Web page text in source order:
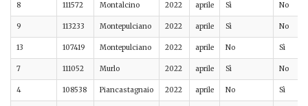
8 111572 Montalcino 2022 aprile Sì No
9 113233 Montepulciano 2022 aprile Sì No
13 107419 Montepulciano 2022 aprile No Sì
7 111052 Murlo 2022 aprile Sì No
4 108538 Piancastagnaio 2022 aprile No Sì